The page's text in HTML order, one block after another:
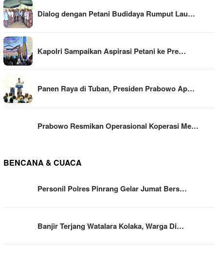
Dialog dengan Petani Budidaya Rumput Lau…
Kapolri Sampaikan Aspirasi Petani ke Pre…
Panen Raya di Tuban, Presiden Prabowo Ap…
Prabowo Resmikan Operasional Koperasi Me…
BENCANA & CUACA
Personil Polres Pinrang Gelar Jumat Bers…
Banjir Terjang Watalara Kolaka, Warga Di…